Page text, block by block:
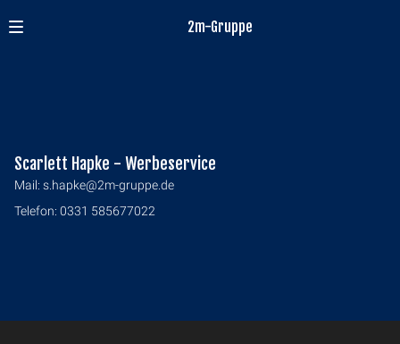
2m-Gruppe
Scarlett Hapke - Werbeservice
Mail: s.hapke@2m-gruppe.de
Telefon: 0331 585677022